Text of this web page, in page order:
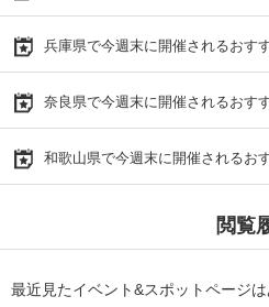
兵庫県で今週末に開催されるおす
奈良県で今週末に開催されるおす
和歌山県で今週末に開催されるお
閲覧
最近見たイベント&スポットページは